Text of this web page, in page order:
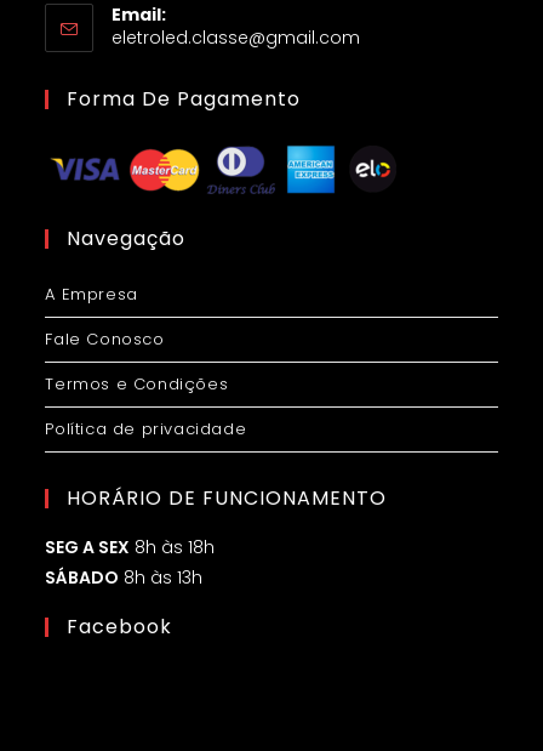
Email:
eletroled.classe@gmail.com
Forma De Pagamento
Navegação
A Empresa
Fale Conosco
Termos e Condições
Política de privacidade
HORÁRIO DE FUNCIONAMENTO
SEG A SEX 8h às 18h
SÁBADO 8h às 13h
Facebook